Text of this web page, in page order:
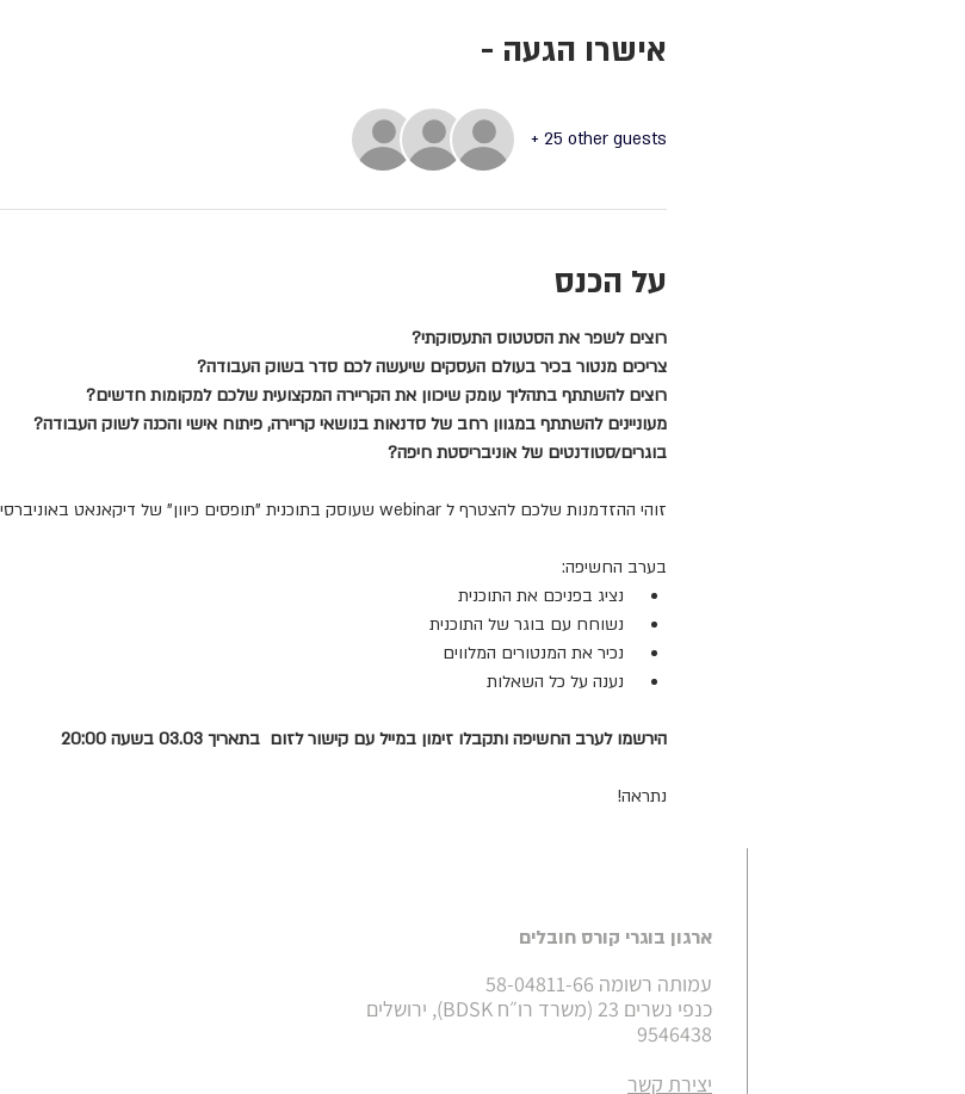
- אישרו הגעה
+ 25 other guests
על הכנס
רוצים לשפר את הסטטוס התעסוקתי?
צריכים מנטור בכיר בעולם העסקים שיעשה לכם סדר בשוק העבודה?
רוצים להשתתף בתהליך עומק שיכוון את הקריירה המקצועית שלכם למקומות חדשים?
מעוניינים להשתתף במגוון רחב של סדנאות בנושאי קריירה, פיתוח אישי והכנה לשוק העבודה?
בוגרים/סטודנטים של אוניבריסטת חיפה?
זוהי ההזדמנות שלכם להצטרף ל webinar שעוסק בתוכנית "תופסים כיוון" של דיקאנאט באוניברסיטת חיפה, עמותת חינוך לפסגות ועמותת מגדלור!
בערב החשיפה:
הירשמו לערב החשיפה ותקבלו זימון במייל עם קישור לזום  בתאריך 03.03 בשעה 20:00
נתראה!
ארגון בוגרי קורס חובלים
עמותה רשומה 58-04811-66
כנפי נשרים 23 (משרד רו״ח BDSK), ירושלים
9546438
יצירת קשר